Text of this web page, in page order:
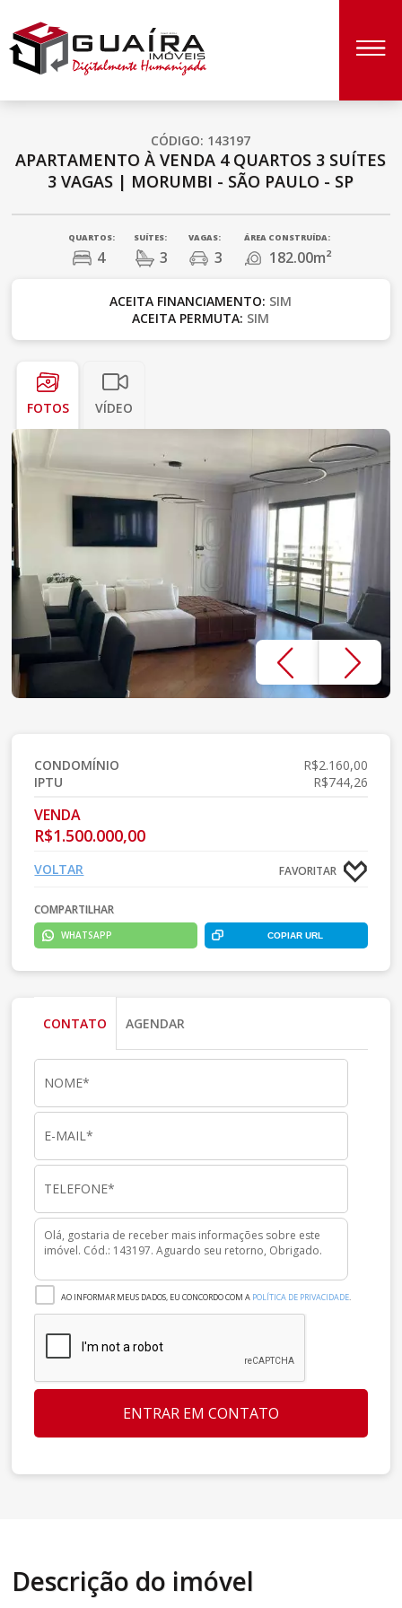
CÓDIGO: 143197
APARTAMENTO À VENDA 4 QUARTOS 3 SUÍTES
3 VAGAS | MORUMBI - SÃO PAULO - SP
QUARTOS:
4
SUÍTES:
3
VAGAS:
3
ÁREA CONSTRUÍDA:
182.00m²
ACEITA FINANCIAMENTO: SIM
ACEITA PERMUTA: SIM
FOTOS VÍDEO
CONDOMÍNIO
R$2.160,00
IPTU
R$744,26
VENDA
R$1.500.000,00
FAVORITAR
VOLTAR
COMPARTILHAR
WHATSAPP COPIAR URL
CONTATO AGENDAR
AO INFORMAR MEUS DADOS, EU CONCORDO COM A POLÍTICA DE PRIVACIDADE.
ENTRAR EM CONTATO
Descrição do imóvel